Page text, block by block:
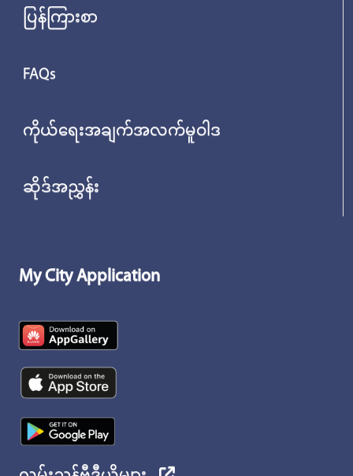
ပြန်ကြားစာ
FAQs
ကိုယ်ရေးအချက်အလက်မူဝါဒ
ဆိုဒ်အညွှန်း
My City Application